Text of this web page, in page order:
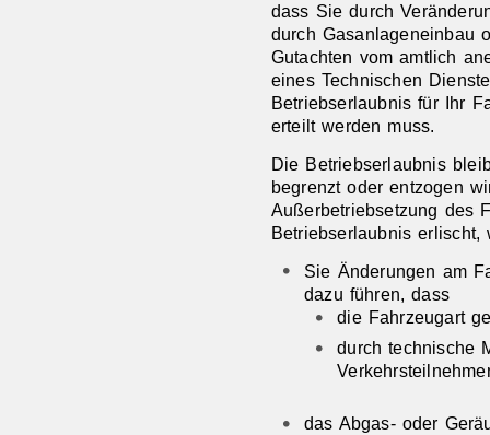
dass Sie durch
durch Gasanlageneinbau
Gutachten vom amtlich
eines Technischen
Betriebserlaubnis für Ihr
erteilt werden muss.
Die Betriebserlaubnis
begrenzt oder entzogen
Außerbetriebsetzung des
Betriebserlaubnis erlischt,
Sie Änderungen am
dazu führen, dass
die Fahrzeugart
durch technische
das Abgas- oder